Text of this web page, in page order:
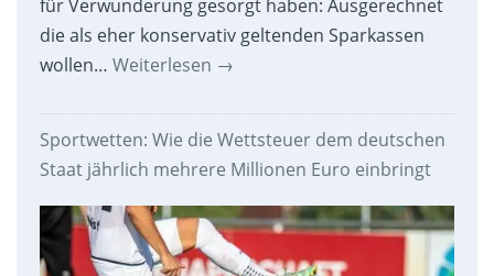
für Verwunderung gesorgt haben: Ausgerechnet
die als eher konservativ geltenden Sparkassen
wollen… Weiterlesen →
Sportwetten: Wie die Wettsteuer dem deutschen
Staat jährlich mehrere Millionen Euro einbringt